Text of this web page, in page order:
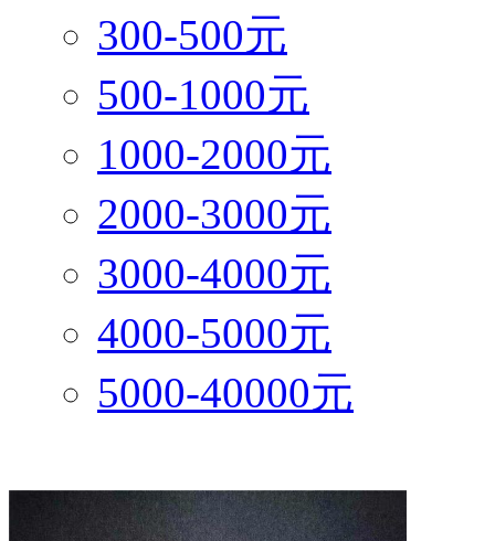
300-500元
500-1000元
1000-2000元
2000-3000元
3000-4000元
4000-5000元
5000-40000元